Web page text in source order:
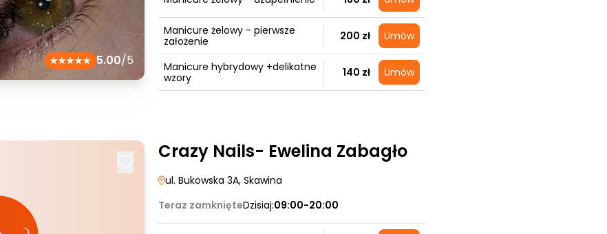
5.00/5
Manicure żelowy - pierwsze
założenie
200 zł Umów
Manicure hybrydowy +delikatne
wzory
140 zł Umów
Crazy Nails- Ewelina Zabagło
ul. Bukowska 3A, Skawina
Teraz zamknięteDzisiaj:09:00-20:00